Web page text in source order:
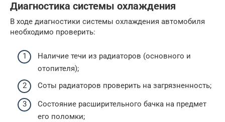
Диагностика системы охлаждения
В ходе диагностики системы охлаждения автомобиля
необходимо проверить:
Наличие течи из радиаторов (основного и
отопителя);
Соты радиаторов проверить на загрязненность;
Состояние расширительного бачка на предмет
его поломки;